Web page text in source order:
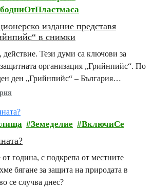
издание представя
в снимки
действие. Тези думи са ключови за
организация „Грийнпийс“. По
ден „Грийнпийс“ – България
колекционерско издание на
Views.
Земеделие ВключиСе
година, с подкрепа от местните
бягане за защита на природата в
се случва днес?